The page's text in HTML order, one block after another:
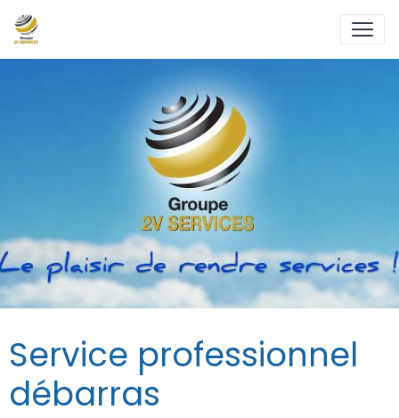
Service professionnel
débarras